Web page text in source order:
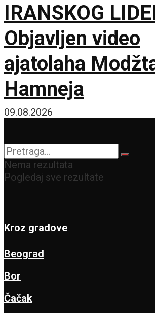
IRANSKOG
Objavljen video
ajatolaha
Hamneja
09.08.2026
Nema rezultata
Pogledaj sve rezultate
Kroz gradove
Beograd
Bor
Čačak